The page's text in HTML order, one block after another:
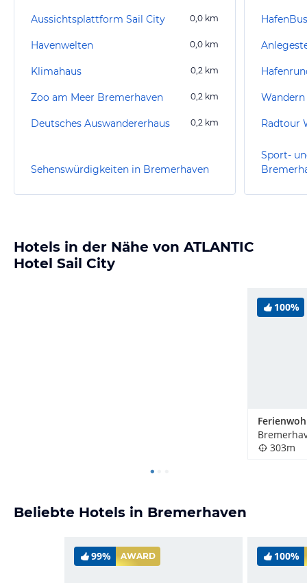
Aussichtsplattform Sail City 0,0 km
Havenwelten 0,0 km
Klimahaus 0,2 km
Zoo am Meer Bremerhaven 0,2 km
Deutsches Auswandererhaus 0,2 km
Sehenswürdigkeiten in Bremerhaven
HafenBus
Sport-
Hotels in der Nähe von ATLANTIC
Hotel Sail City
100%
303m
Beliebte Hotels in Bremerhaven
99% AWARD 100%